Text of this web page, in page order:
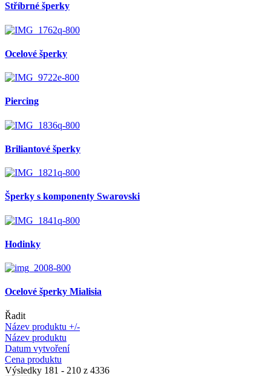
Stříbrné šperky
Ocelové šperky
Piercing
Briliantové šperky
Šperky s komponenty Swarovski
Hodinky
Ocelové šperky Mialisia
Řadit
Název produktu +/-
Název produktu
Datum vytvoření
Cena produktu
Výsledky 181 - 210 z 4336